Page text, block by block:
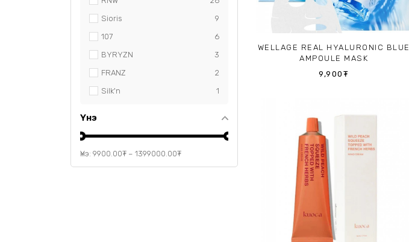
Sioris
9
107
6
BYRYZN
3
FRANZ
2
Silk'n
1
Үнэ
Үнэ: 9900.00₮ – 1399000.00₮
WELLAGE REAL HYALURONIC BLUE
AMPOULE MASK
9,900₮